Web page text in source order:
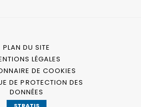
PLAN DU SITE
LÉGALES
DE COOKIES
DE PROTECTION DES
DONNÉES